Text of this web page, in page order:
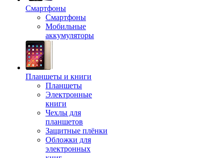
Смартфоны
Смартфоны
Мобильные
аккумуляторы
Планшеты и книги
Планшеты
Электронные
книги
Чехлы для
планшетов
Защитные плёнки
Обложки для
электронных